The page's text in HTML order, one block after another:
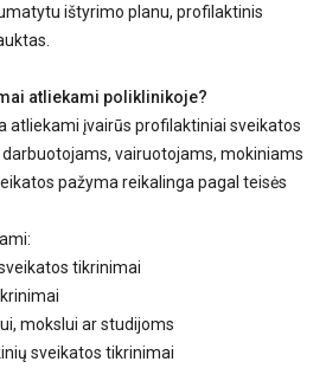
ištyrimo planu, profilaktinis
atliekami poliklinikoje?
atliekami įvairūs profilaktiniai sveikatos
vairuotojams, mokiniams
pažyma reikalinga pagal teisės
tikrinimai
mokslui ar studijoms
sveikatos tikrinimai